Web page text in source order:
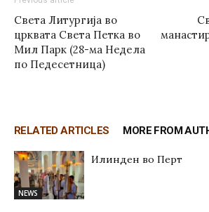
Света Литургија во
црквата Света Петка во
Мил Парк (28-ма Недела
по Педесетница)
RELATED ARTICLES MORE FROM
NEWS
Илинден во Перт